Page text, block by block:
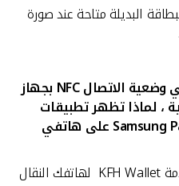
رقم البطاقة البديلة متاحة عند صورة
وضعية الاتصال NFC بجهاز
، لماذا تظهر تطبيقات
اخرى مثل Android Pay او Samsung Pay على هاتفي
ببساطه كل ما عليك هو ضبط خدمة KFH Wallet لهاتفك النقال